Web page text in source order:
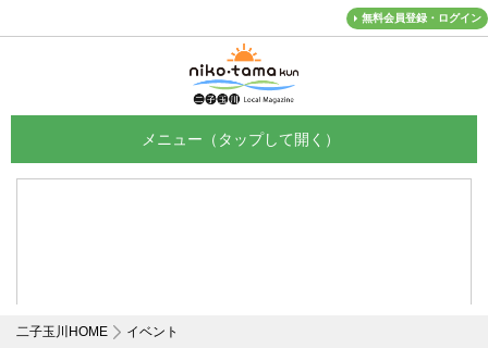
無料会員登録・ログイン
二子玉川HOME イベント
メニュー